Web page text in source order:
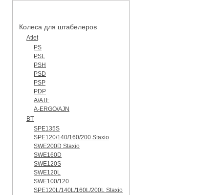
Колеса для штабелеров
Atlet
PS
PSL
PSH
PSD
PSP
PDP
A/ATF
A-ERGO/AJN
BT
SPE135S
SPE120/140/160/200 Staxio
SWE200D Staxio
SWE160D
SWE120S
SWE120L
SWE100/120
SPE120L/140L/160L/200L Staxio